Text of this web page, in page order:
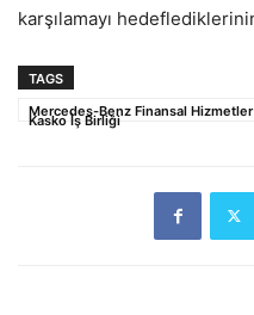
karşılamayı
TAGS
Mercedes-Benz Finansal
Kasko İş Birliği